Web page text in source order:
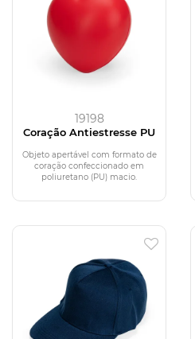
19198
Coração Antiestresse PU
Objeto apertável com formato de
coração confeccionado em
poliuretano (PU) macio.